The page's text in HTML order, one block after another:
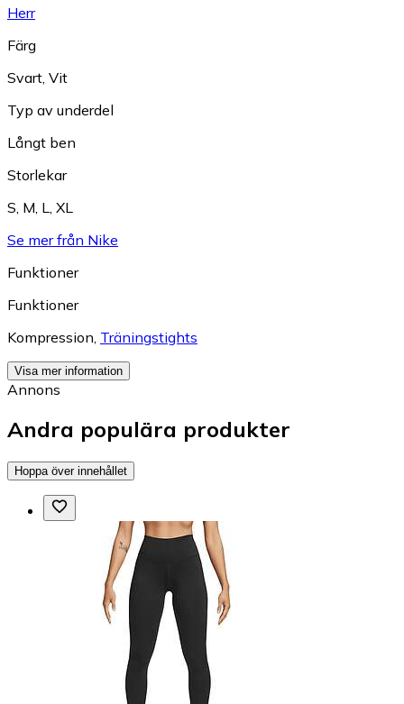
Herr
Färg
Svart Vit
Typ av underdel
Långt ben
Storlekar
S M L
XL
Se mer från Nike
Funktioner
Funktioner
Kompression Träningstights
Visa mer information
Annons
Andra populära produkter
Hoppa över innehållet